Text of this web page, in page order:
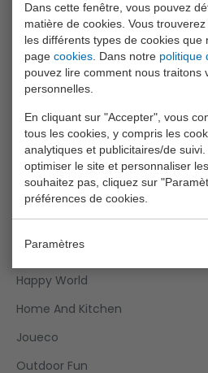
Dans cette fenêtre, vous pouvez
matière de cookies. Vous
les différents types de cookies que
page cookies . Dans notre politique
pouvez lire comment nous traitons
personnelles.
En cliquant sur "Accepter", vous
tous les cookies, y compris les
analytiques et publicitaires/de
optimiser le site et personnaliser
souhaitez pas, cliquez sur
préférences de cookies.
Paramètres
Animal World
Aqua Fun
Baby Rose
Bikefun
Boys
Crea Kids
Funtoy
Games
Girls
Happy World
Home And Kitchen
Joueco
Outdoor Fun